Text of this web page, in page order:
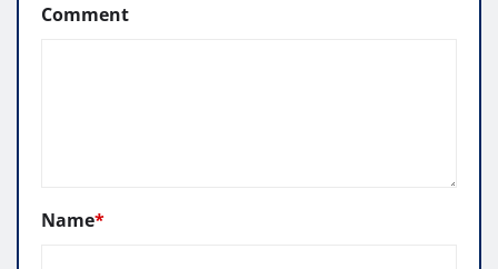
Comment
Name*